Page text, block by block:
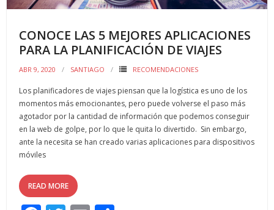
CONOCE LAS 5 MEJORES APLICACIONES
PARA LA PLANIFICACIÓN DE VIAJES
ABR 9, 2020 SANTIAGO RECOMENDACIONES
Los planificadores de viajes piensan que la logística es uno de los
momentos más emocionantes, pero puede volverse el paso más
agotador por la cantidad de información que podemos conseguir
en la web de golpe, por lo que le quita lo divertido. Sin embargo,
ante la necesita se han creado varias aplicaciones para dispositivos
móviles
READ MORE